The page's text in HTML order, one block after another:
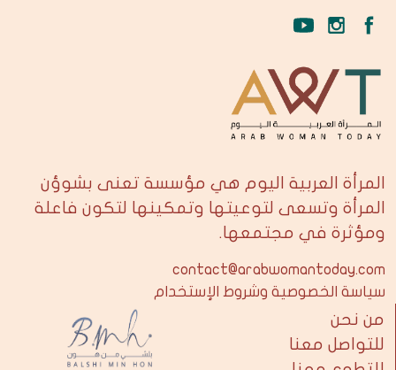
المرأة العربية اليوم هي مؤسسة تعنى بشوؤن
المرأة وتسعى لتوعيتها وتمكينها لتكون فاعلة
ومؤثرة في مجتمعها.
contact@arabwomantoday.com
سياسة الخصوصية وشروط الإستخدام
من نحن
للتواصل معنا